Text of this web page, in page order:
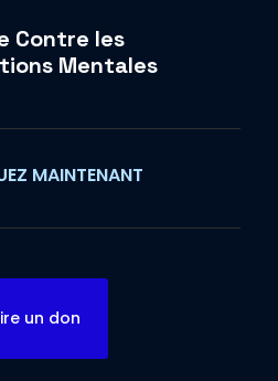
Contre les
Mentales
MAINTENANT
un don